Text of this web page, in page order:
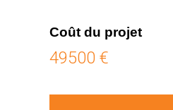
Coût du projet
49500 €